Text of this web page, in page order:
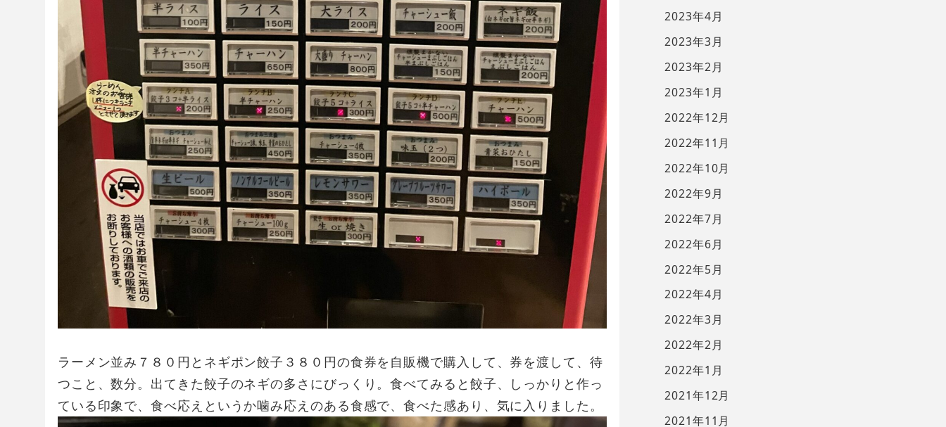
ラーメン並み７８０円とネギポン餃子３８０円の食券を自販機で購入して、券を渡して、待
つこと、数分。出てきた餃子のネギの多さにびっくり。食べてみると餃子、しっかりと作っ
ている印象で、食べ応えというか噛み応えのある食感で、食べた感あり、気に入りました。
2023年4月
2023年3月
2023年2月
2023年1月
2022年12月
2022年11月
2022年10月
2022年9月
2022年7月
2022年6月
2022年5月
2022年4月
2022年3月
2022年2月
2022年1月
2021年12月
2021年11月